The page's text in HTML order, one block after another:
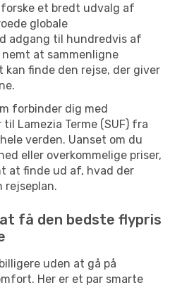
et bredt udvalg af
globale
adgang til hundredvis af
at sammenligne
kan finde den rejse, der giver
forbinder dig med
Lamezia Terme (SUF) fra
verden. Uanset om du
eller overkommelige priser,
at finde ud af, hvad der
rejseplan.
få den bedste flypris
uden at gå på
Her er et par smarte